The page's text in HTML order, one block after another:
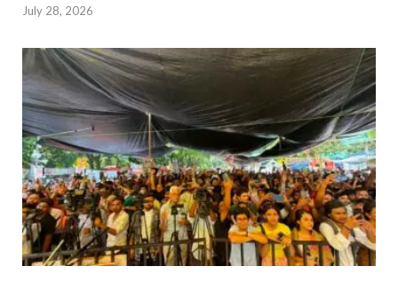
July 28, 2026